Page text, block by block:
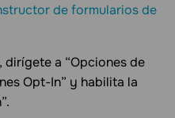
de formularios de
a “Opciones de
Opt-In” y habilita la